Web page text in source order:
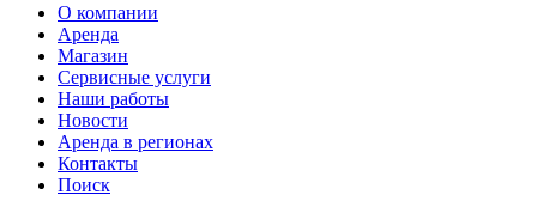
О компании
Аренда
Магазин
Сервисные услуги
Наши работы
Новости
Аренда в регионах
Контакты
Поиск